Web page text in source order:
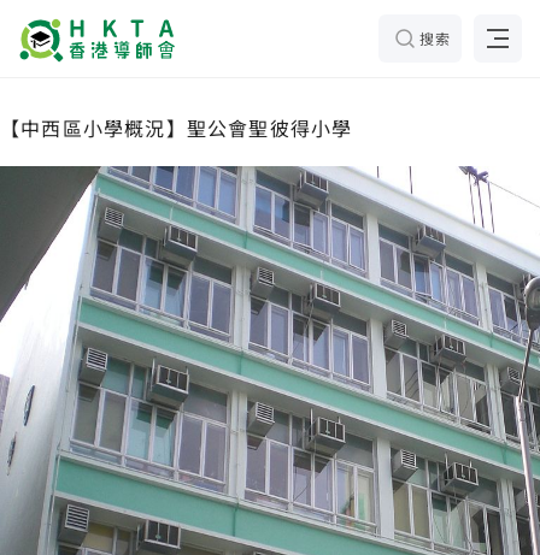
搜索
【中西區小學概況】聖公會聖彼得小學